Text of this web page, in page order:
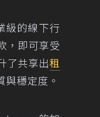
級的線下行
，即可享受
了共享出租
穩定度。